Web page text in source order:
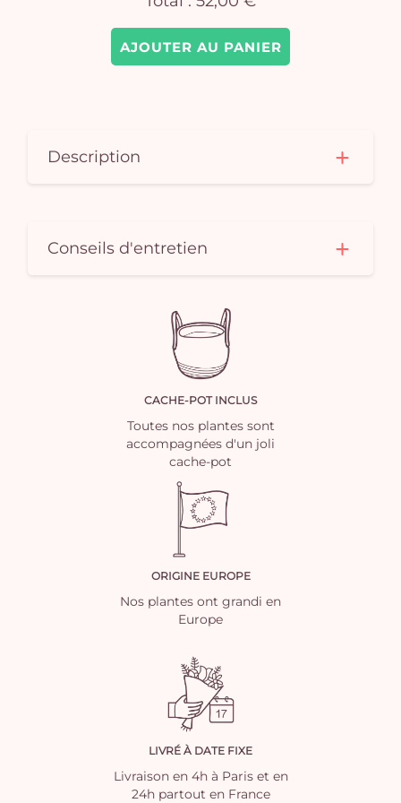
AJOUTER AU PANIER
Description
Conseils d'entretien
CACHE-POT INCLUS
Toutes nos plantes sont
accompagnées d'un joli
cache-pot
ORIGINE EUROPE
Nos plantes ont grandi en
Europe
LIVRÉ À DATE FIXE
Livraison en 4h à Paris et en
24h partout en France